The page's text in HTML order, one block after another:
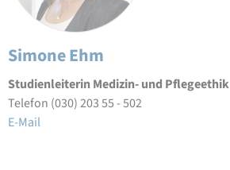
Simone Ehm
Studienleiterin Medizin- und Pflegeethik
Telefon (030) 203 55 - 502
E-Mail